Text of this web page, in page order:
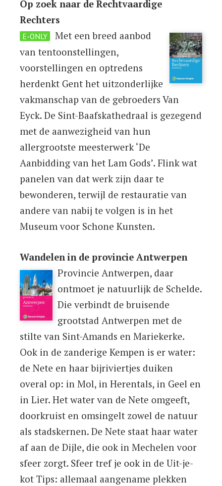
Op zoek naar de Rechtvaardige
Rechters
E-ONLY
Met een breed aanbod
van tentoonstellingen,
voorstellingen en optredens
herdenkt Gent het uitzonderlijke
vakmanschap van de gebroeders Van
Eyck. De Sint-Baafskathedraal is gezegend
met de aanwezigheid van hun
allergrootste meesterwerk ‘De
Aanbidding van het Lam Gods’. Flink wat
panelen van dat werk zijn daar te
bewonderen, terwijl de restauratie van
andere van nabij te volgen is in het
Museum voor Schone Kunsten.
Wandelen in de provincie Antwerpen
Provincie Antwerpen, daar
ontmoet je natuurlijk de Schelde.
Die verbindt de bruisende
grootstad Antwerpen met de
stilte van Sint-Amands en Mariekerke.
Ook in de zanderige Kempen is er water:
de Nete en haar bijriviertjes duiken
overal op: in Mol, in Herentals, in Geel en
in Lier. Het water van de Nete omgeeft,
doorkruist en omsingelt zowel de natuur
als stadskernen. De Nete staat haar water
af aan de Dijle, die ook in Mechelen voor
sfeer zorgt. Sfeer tref je ook in de Uit-je-
kot Tips: allemaal aangename plekken